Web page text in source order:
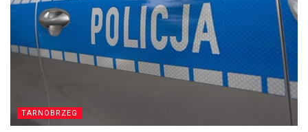
TARNOBRZEG